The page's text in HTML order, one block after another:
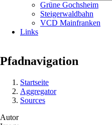
Grüne Gochsheim
Steigerwaldbahn
VCD Mainfranken
Links
Pfadnavigation
Startseite
Aggregator
Sources
Autor